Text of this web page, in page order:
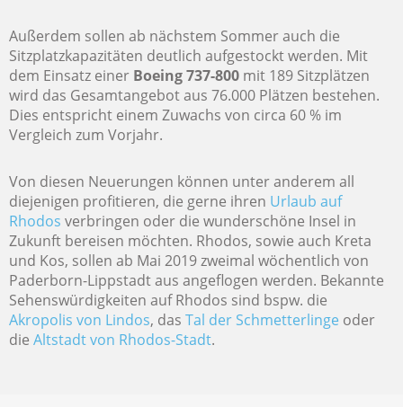
Außerdem sollen ab nächstem Sommer auch die
Sitzplatzkapazitäten deutlich aufgestockt werden. Mit
dem Einsatz einer Boeing 737-800 mit 189 Sitzplätzen
wird das Gesamtangebot aus 76.000 Plätzen bestehen.
Dies entspricht einem Zuwachs von circa 60 % im
Vergleich zum Vorjahr.
Von diesen Neuerungen können unter anderem all
diejenigen profitieren, die gerne ihren Urlaub auf
Rhodos verbringen oder die wunderschöne Insel in
Zukunft bereisen möchten. Rhodos, sowie auch Kreta
und Kos, sollen ab Mai 2019 zweimal wöchentlich von
Paderborn-Lippstadt aus angeflogen werden. Bekannte
Sehenswürdigkeiten auf Rhodos sind bspw. die
Akropolis von Lindos, das Tal der Schmetterlinge oder
die Altstadt von Rhodos-Stadt.